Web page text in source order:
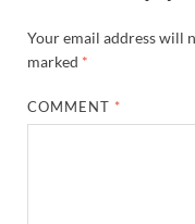
Your email address will
marked *
COMMENT *